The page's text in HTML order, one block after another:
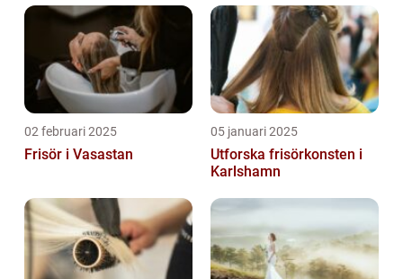
02 februari 2025
Frisör i Vasastan
05 januari 2025
Utforska frisörkonsten i
Karlshamn